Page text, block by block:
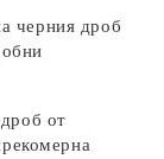
черния дроб
от